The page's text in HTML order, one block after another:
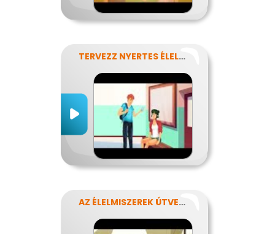
TERVEZZ NYERTES ÉLELMISZER-CSOMAGOLÁST!
AZ ÉLELMISZEREK ÚTVESZTŐJÉBEN